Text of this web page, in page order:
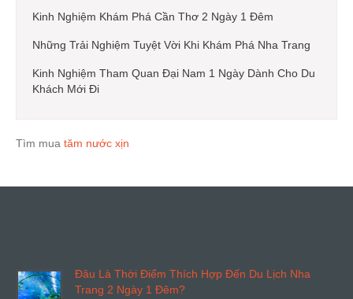
Kinh Nghiệm Khám Phá Cần Thơ 2 Ngày 1 Đêm
Những Trải Nghiệm Tuyệt Vời Khi Khám Phá Nha Trang
Kinh Nghiệm Tham Quan Đại Nam 1 Ngày Dành Cho Du
Khách Mới Đi
Tìm mua tăm nước xịn
Đâu Là Thời Điểm Thích Hợp Đến Du Lịch Nha
Trang 2 Ngày 1 Đêm?